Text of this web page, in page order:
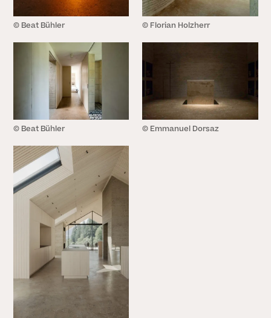
© Beat Bühler © Florian Holzherr
© Beat Bühler © Emmanuel Dorsaz